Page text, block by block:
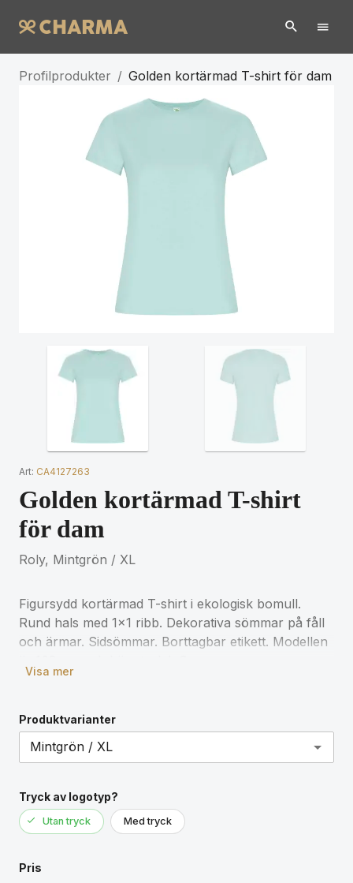
Profilprodukter / Golden kortärmad T-shirt för dam
Art: CA4127263
Golden kortärmad T-shirt
för dam
Roly, Mintgrön / XL
Figursydd kortärmad T-shirt i ekologisk bomull.
Rund hals med 1x1 ribb. Dekorativa sömmar på fåll
och ärmar. Sidsömmar. Borttagbar etikett. Modellen
Visa mer
Produktvarianter
Tryck av logotyp?
Utan tryck Med tryck
Pris